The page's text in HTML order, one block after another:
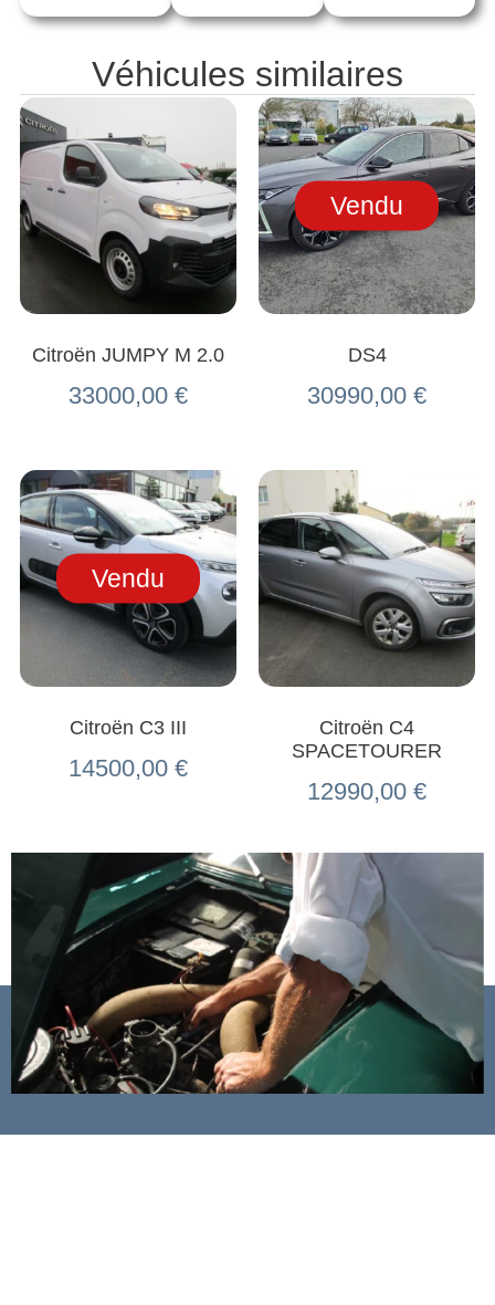
Véhicules similaires
Citroën JUMPY M 2.0
33000,00 €
Vendu
DS4
30990,00 €
Vendu
Citroën C3 III
14500,00 €
Citroën C4
SPACETOURER
12990,00 €